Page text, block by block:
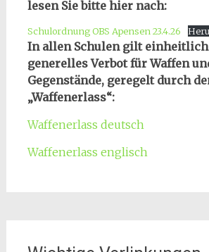
lesen Sie bitte hier nach:
Schulordnung OBS Apensen 23.4.26
In allen Schulen gilt
generelles Verbot für Waffen
Gegenstände, geregelt durch
„Waffenerlass“:
Waffenerlass deutsch
Waffenerlass englisch